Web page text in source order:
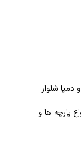
شلوار
های 9 الی 18 برای انواع پارچه ها و